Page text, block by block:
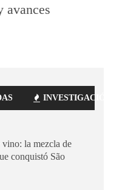
avances
INVESTIGACIÓN
vino: la mezcla de
conquistó São